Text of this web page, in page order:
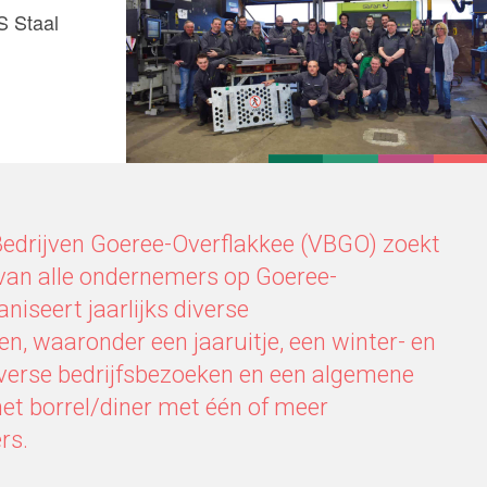
Staal
Goeree-Overflakkee (VBGO) zoekt
alle ondernemers op Goeree-
jaarlijks diverse
waaronder een jaaruitje, een winter- en
bedrijfsbezoeken en een algemene
borrel/diner met één of meer